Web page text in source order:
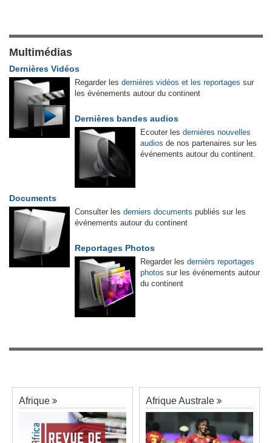
Multimédias
Dernières Vidéos
Regarder les dernières vidéos et les reportages sur
les événements autour du continent
Dernières bandes audios
Ecouter les dernières nouvelles
audios de nos partenaires sur les
événements autour du continent.
Documents
Consulter les derniers documents publiés sur les
événements autour du continent
Reportages Photos
Regarder les dernièrs reportages
photos sur les événements autour
du continent
Afrique Afrique Australe